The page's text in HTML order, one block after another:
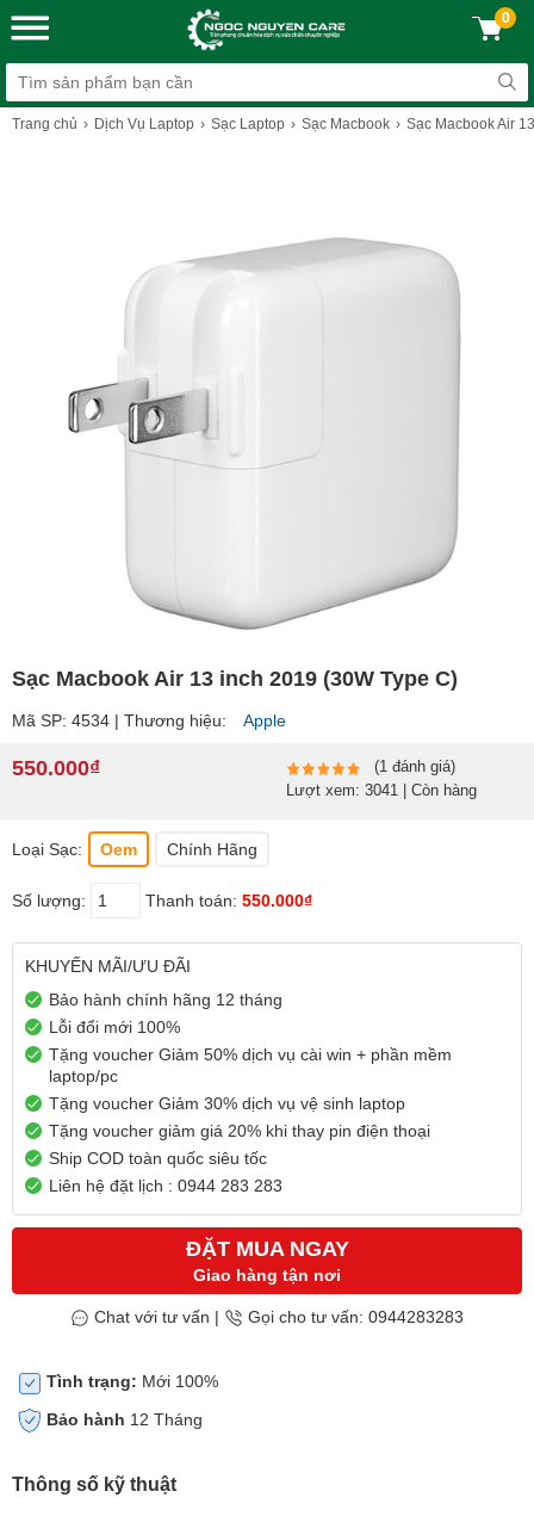
0
Trang chủ Dịch Vụ Laptop Sạc Laptop Sạc Macbook Sạc Macbook Air
Sạc Macbook Air 13 inch 2019 (30W Type C)
Mã SP: 4534 | Thương hiệu: Apple
550.000₫
(1 đánh giá)
Lượt xem: 3041 | Còn hàng
Loại Sạc: Oem Chính Hãng
Số lượng: Thanh toán: 550.000₫
KHUYẾN MÃI/ƯU ĐÃI
Bảo hành chính hãng 12 tháng
Lỗi đổi mới 100%
Tặng voucher Giảm 50% dịch vụ cài win + phần mềm
laptop/pc
Tặng voucher Giảm 30% dịch vụ vệ sinh laptop
Tặng voucher giảm giá 20% khi thay pin điện thoại
Ship COD toàn quốc siêu tốc
Liên hệ đặt lịch : 0944 283 283
ĐẶT MUA NGAY
Giao hàng tận nơi
Chat với tư vấn | Gọi cho tư vấn: 0944283283
Tình trạng: Mới 100%
Bảo hành 12 Tháng
Thông số kỹ thuật